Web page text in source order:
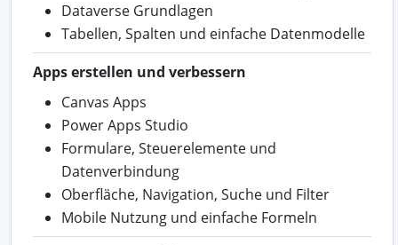
Dataverse Grundlagen
Tabellen, Spalten und einfache Datenmodelle
Apps erstellen und verbessern
Canvas Apps
Power Apps Studio
Formulare, Steuerelemente und
Datenverbindung
Oberfläche, Navigation, Suche und Filter
Mobile Nutzung und einfache Formeln